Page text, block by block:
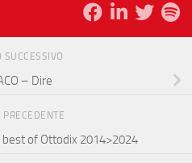
SUCCESSIVO
– Dire
PRECEDENTE
best of Ottodix 2014>2024